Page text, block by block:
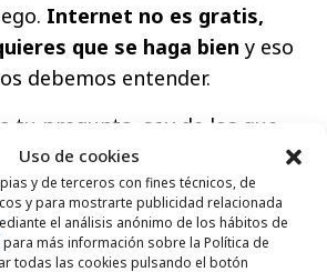
Uso de cookies
y de terceros con fines técnicos, de
y para mostrarte publicidad relacionada
el análisis anónimo de los hábitos de
para más información sobre la Política de
todas las cookies pulsando el botón
Internet no es gratis,
que se haga bien y eso
debemos entender.
tu pregunta, soy de los que
nunca han dejado
, lo que ocurre es que
Durante estos años he dicho
que la publicidad